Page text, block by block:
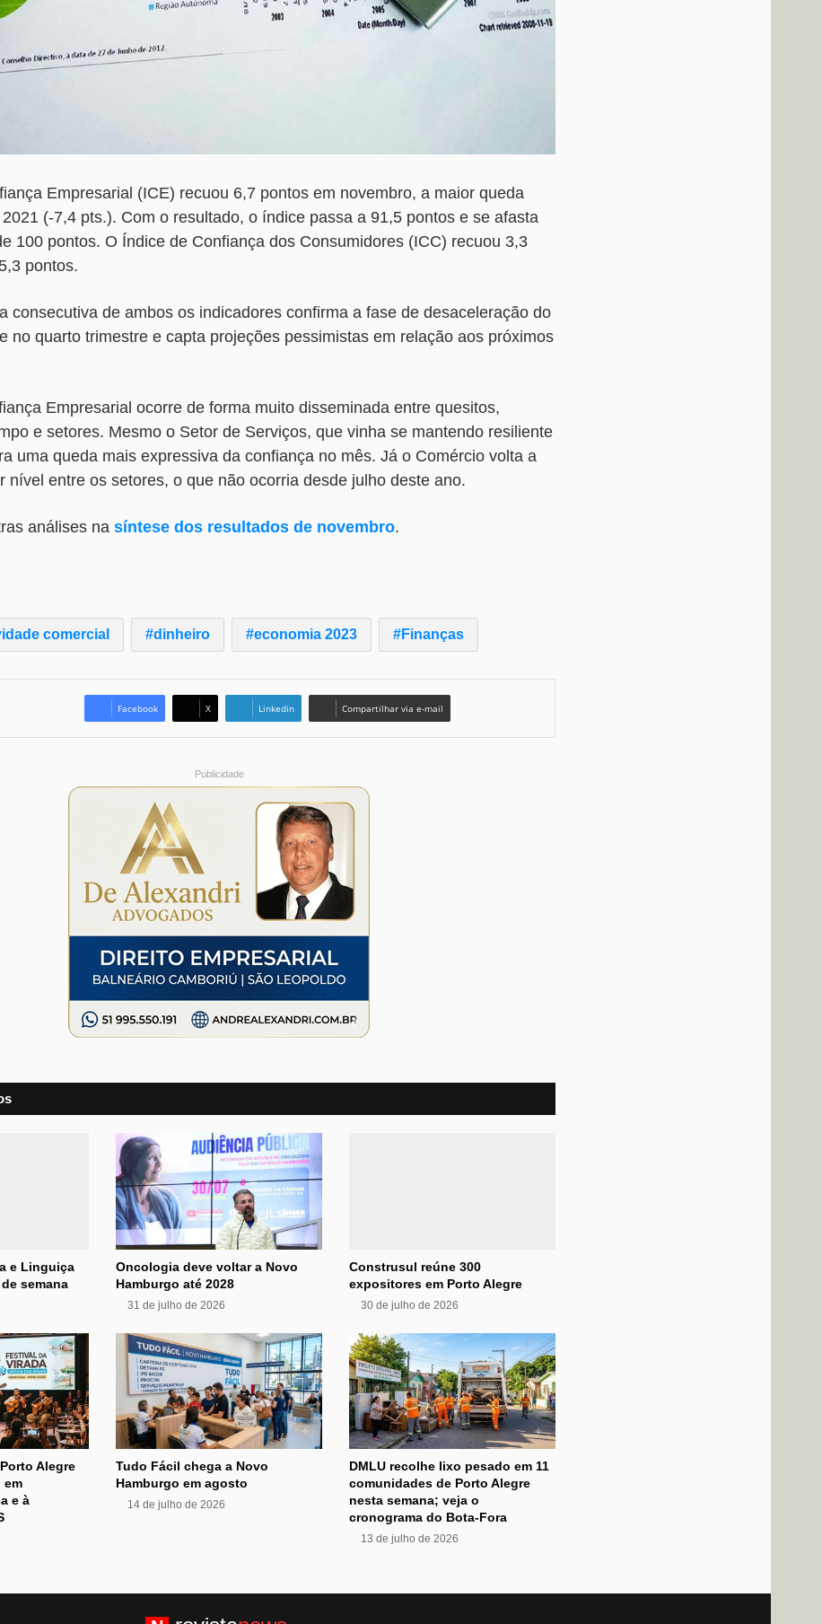
Empresarial (ICE) recuou 6,7 pontos em novembro, a maior queda
(-7,4 pts.). Com o resultado, o índice passa a 91,5 pontos e se afasta
100 pontos. O Índice de Confiança dos Consumidores (ICC) recuou 3,3
pontos.
consecutiva de ambos os indicadores confirma a fase de desaceleração do
no quarto trimestre e capta projeções pessimistas em relação aos próximos
Empresarial ocorre de forma muito disseminada entre quesitos,
e setores. Mesmo o Setor de Serviços, que vinha se mantendo resiliente
uma queda mais expressiva da confiança no mês. Já o Comércio volta a
nível entre os setores, o que não ocorria desde julho deste ano.
análises na síntese dos resultados de novembro.
comercial dinheiro economia 2023 Finanças
Facebook X Linkedin Compartilhar via e-mail
Publicidade
e Linguiça
semana
Oncologia deve voltar a Novo
Hamburgo até 2028
31 de julho de 2026
Construsul reúne 300
expositores em Porto Alegre
30 de julho de 2026
Alegre
em
e à
Tudo Fácil chega a Novo
Hamburgo em agosto
14 de julho de 2026
DMLU recolhe lixo pesado em 11
comunidades de Porto Alegre
nesta semana; veja o
cronograma do Bota-Fora
13 de julho de 2026